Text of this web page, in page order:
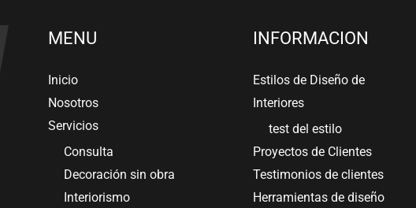
MENU
Inicio
Nosotros
Servicios
Consulta
Decoración sin obra
Interiorismo
INFORMACION
Estilos de Diseño de
Interiores
test del estilo
Proyectos de Clientes
Testimonios de clientes
Herramientas de diseño